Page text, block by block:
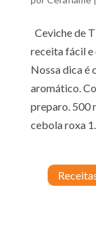
Ceviche de
receita fácil e
Nossa dica é
aromático.
preparo. 500
cebola roxa